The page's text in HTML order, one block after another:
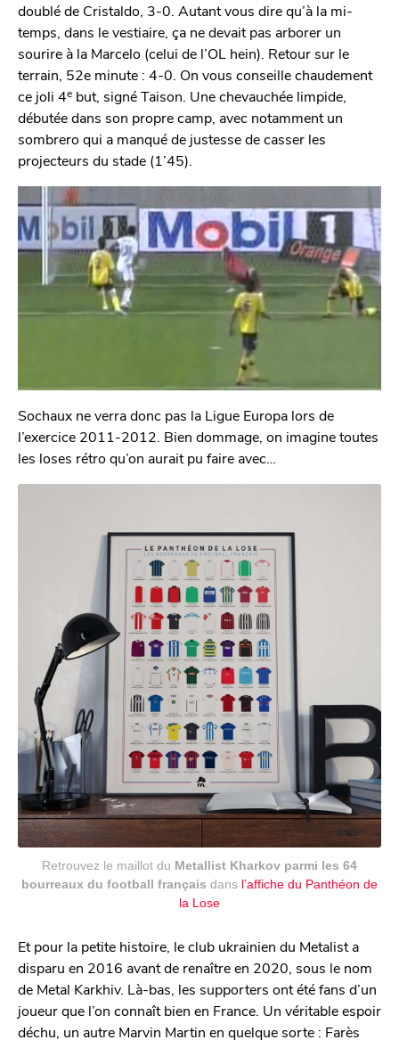
doublé de Cristaldo, 3-0. Autant vous dire qu’à la mi-
temps, dans le vestiaire, ça ne devait pas arborer un
sourire à la Marcelo (celui de l’OL hein). Retour sur le
terrain, 52e minute : 4-0. On vous conseille chaudement
ce joli 4e but, signé Taison. Une chevauchée limpide,
débutée dans son propre camp, avec notamment un
sombrero qui a manqué de justesse de casser les
projecteurs du stade (1’45).
Sochaux ne verra donc pas la Ligue Europa lors de
l’exercice 2011-2012. Bien dommage, on imagine toutes
les loses rétro qu’on aurait pu faire avec…
Retrouvez le maillot du Metallist Kharkov parmi les 64
bourreaux du football français dans l’affiche du Panthéon de
la Lose
Et pour la petite histoire, le club ukrainien du Metalist a
disparu en 2016 avant de renaître en 2020, sous le nom
de Metal Karkhiv. Là-bas, les supporters ont été fans d’un
joueur que l’on connaît bien en France. Un véritable espoir
déchu, un autre Marvin Martin en quelque sorte : Farès